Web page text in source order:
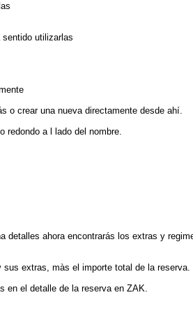
utilizarlas
o crear una nueva directamente desde ahí.
redondo a l lado del nombre.
ahora encontrarás los extras y
extras, màs el importe total de la reserva.
en el detalle de la reserva en ZAK.